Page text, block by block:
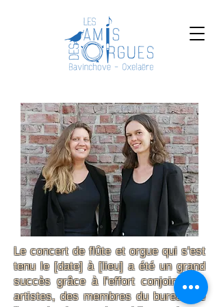
Le concert de flûte et orgue qui s'est
tenu le [date] à [lieu] a été un grand
succès grâce à l'effort conjoint des
artistes, des membres du bureau de